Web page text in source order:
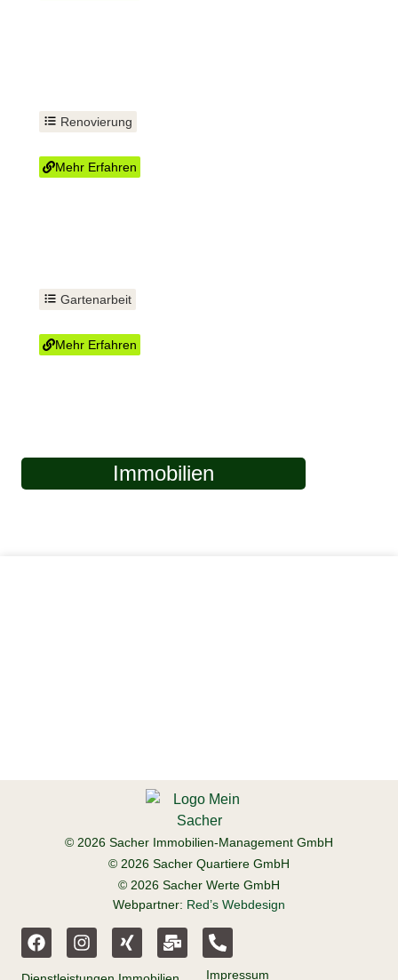
Immobilien
Renovierung
Mehr Erfahren
Gartenarbeit
Mehr Erfahren
© 2026 Sacher Immobilien-Management GmbH
© 2026 Sacher Quartiere GmbH
© 2026 Sacher Werte GmbH
Webpartner: Red’s Webdesign
Impressum